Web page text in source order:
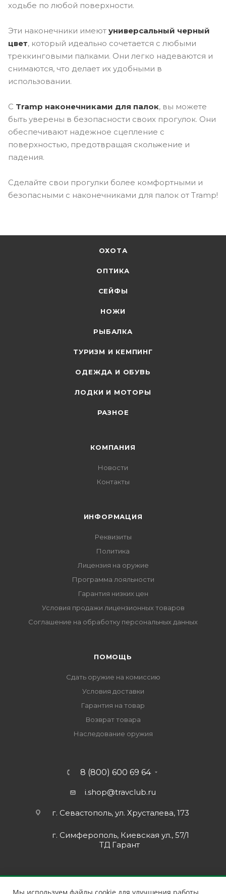
ходьбе по любой поверхности.
Эти наконечники имеют универсальный черный
цвет, который идеально сочетается с любыми
треккинговыми палками. Они легко надеваются и
снимаются, что делает их удобными в
использовании.
С Tramp наконечниками для палок, вы можете
быть уверены в безопасности своих прогулок. Они
обеспечивают надежное сцепление с
поверхностью, предотвращая скольжение и
падения.
Сделайте свои прогулки более комфортными и
безопасными с наконечниками для палок от Tramp!
ОХОТА
ОПТИКА
СЕЙФЫ
НОЖИ
РЫБАЛКА
ТУРИЗМ И КЕМПИНГ
ОДЕЖДА И ОБУВЬ
ЛОДКИ И МОТОРЫ
РАЗНОЕ
КОМПАНИЯ
Новости
Контакты
ИНФОРМАЦИЯ
Реквизиты
Политика
Лицензия на оружие
Программа лояльности
Гарантия низких цен
Условия продажи лицензионных товаров
Соглашение на обработку персональных данных
ПОМОЩЬ
Сдать оружие на комиссию
Условия доставки
Гарантия на товар
Возврат товара
Наследование оружия
8 (800) 600 69 64
i.shop@travclub.ru
г. Севастополь, ул. Хрусталева, 173
г. Симферополь, Киевская ул., 57/1
ТД Гарант